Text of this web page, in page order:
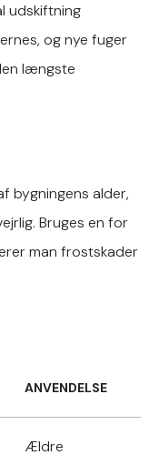
udskiftning
og nye fuger
længste
bygningens alder,
Bruges en for
man frostskader
ANVENDELSE
Ældre